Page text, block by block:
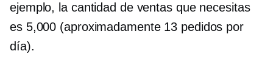
ejemplo, la cantidad de ventas que necesitas
es 5,000 (aproximadamente 13 pedidos por
día).